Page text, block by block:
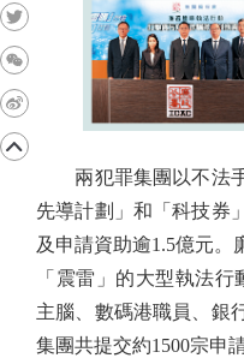
兩犯罪集團以不法手
先導計劃」和「科技券
及申請資助逾1.5億元。
「震雷」的大型執法
主腦、數碼港職員、銀
集團共提交約1500宗申